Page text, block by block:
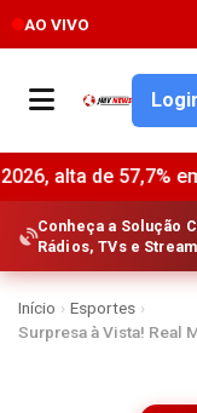
AO VIVO
em relação ao
Conheça a Solução
Rádios, TVs e
Início › Esportes ›
Surpresa à Vista! Real